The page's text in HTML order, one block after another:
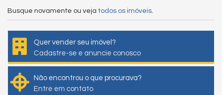
Busque novamente ou veja todos os imóveis.
Quer vender seu imóvel?
Cadastre-se e anuncie conosco
Não encontrou o que procurava?
Entre em contato